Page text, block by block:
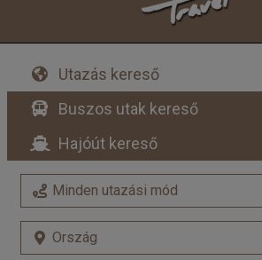
Utazás kereső
Buszos utak kereső
Hajóút kereső